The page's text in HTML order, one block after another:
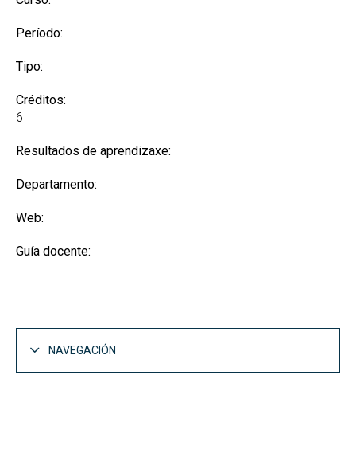
Período:
Tipo:
Créditos:
6
Resultados de aprendizaxe:
Departamento:
Web:
Guía docente:
NAVEGACIÓN